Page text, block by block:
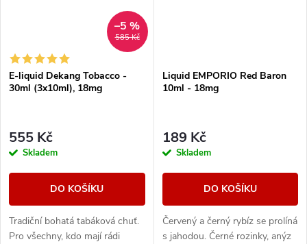
585 Kč
–5 %
E-liquid Dekang Tobacco -
30ml (3x10ml), 18mg
555 Kč
Skladem
DO KOŠÍKU
Tradiční bohatá tabáková chuť.
Pro všechny, kdo mají rádi
Liquid EMPORIO Red Baron
10ml - 18mg
189 Kč
Skladem
DO KOŠÍKU
Červený a černý rybíz se prolíná
s jahodou. Černé rozinky, anýz